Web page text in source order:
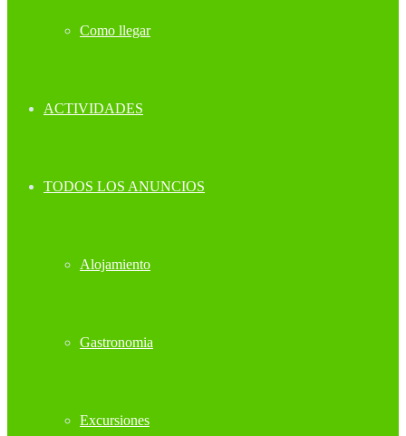
Como llegar
ACTIVIDADES
TODOS LOS ANUNCIOS
Alojamiento
Gastronomia
Excursiones